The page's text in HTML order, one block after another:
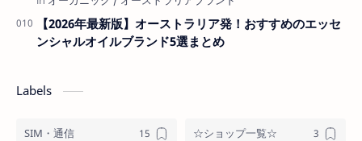
【2026年最新版】オーストラリア発！おすすめのエッセ
ンシャルオイルブランド5選まとめ
Labels
SIM・通信 ☆ショップ一覧☆